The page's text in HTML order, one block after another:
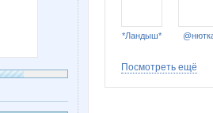
*Ландыш*
Посмотреть ещё